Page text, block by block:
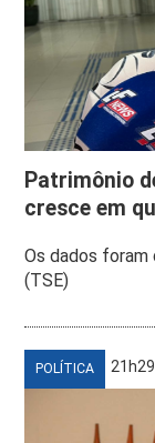
Patrimônio
cresce em
Os dados foram
(TSE)
POLÍTICA